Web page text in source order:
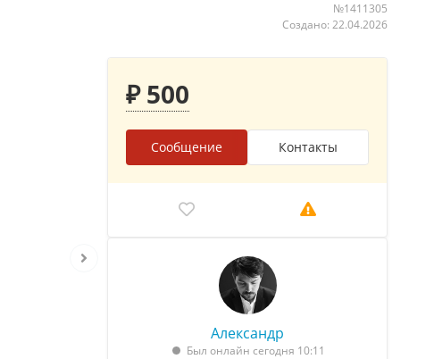
№1411305
Создано: 22.04.2026
₽ 500
Сообщение Контакты
Александр
Был онлайн сегодня 10:11